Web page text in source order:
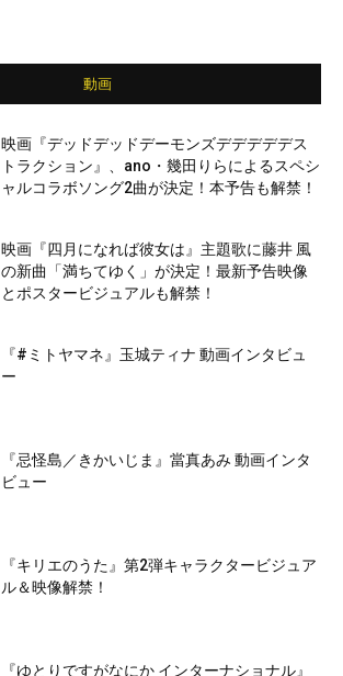
動画
映画『デッドデッドデーモンズデデデデデス
トラクション』、ano・幾田りらによるスペシ
ャルコラボソング2曲が決定！本予告も解禁！
映画『四月になれば彼女は』主題歌に藤井 風
の新曲「満ちてゆく」が決定！最新予告映像
とポスタービジュアルも解禁！
『#ミトヤマネ』玉城ティナ 動画インタビュ
ー
『忌怪島／きかいじま』當真あみ 動画インタ
ビュー
『キリエのうた』第2弾キャラクタービジュア
ル＆映像解禁！
『ゆとりですがなにか インターナショナル』